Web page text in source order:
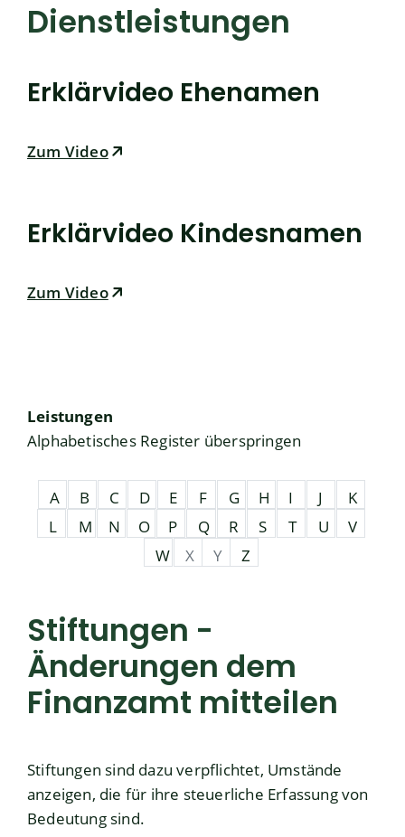
Dienstleistungen
Erklärvideo Ehenamen
Zum Video
Erklärvideo Kindesnamen
Zum Video
Leistungen
Alphabetisches Register überspringen
A B C D E F G H I J
K
L
M N O P Q R S T U
V
W
X Y Z
Stiftungen -
Änderungen dem
Finanzamt mitteilen
Stiftungen sind dazu verpflichtet, Umstände
anzeigen, die für ihre steuerliche Erfassung von
Bedeutung sind.